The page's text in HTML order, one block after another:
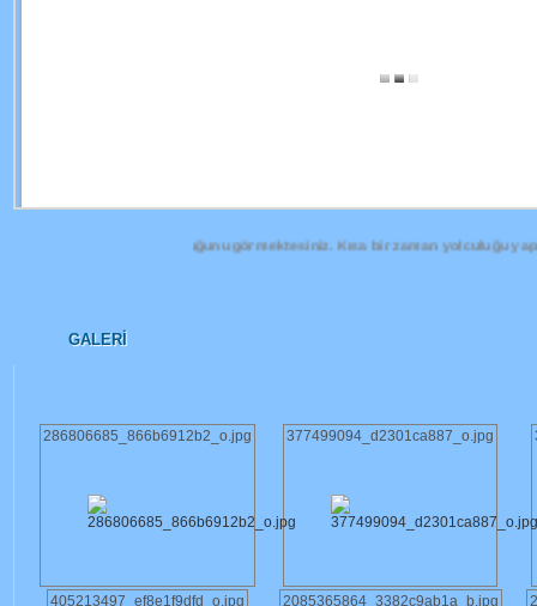
zamana olan yolculuğunu görmektesiniz. Kısa bir zaman yolculuğu
GALERI
286806685_866b6912b2_o.jpg 377499094_d2301ca887_o.jpg
405213497_ef8e1f9dfd_o.jpg 2085365864_3382c9ab1a_b.jpg